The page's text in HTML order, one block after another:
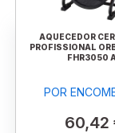
AQUECEDOR
PROFISSIONAL
FHR3050
POR
60,42